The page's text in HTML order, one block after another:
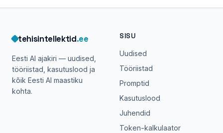
tehisintellektid.ee
Eesti AI ajakiri — uudised,
tööriistad, kasutuslood ja
kõik Eesti AI maastiku
kohta.
SISU
Uudised
Tööriistad
Promptid
Kasutuslood
Juhendid
Token-kalkulaator